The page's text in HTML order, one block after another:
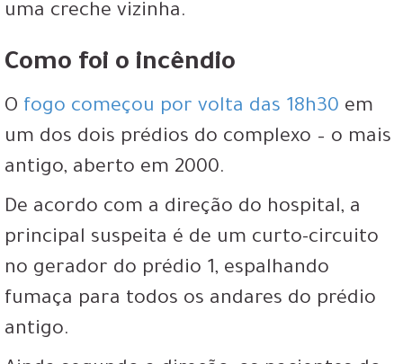
uma creche vizinha.
Como foi o incêndio
O fogo começou por volta das 18h30 em
um dos dois prédios do complexo – o mais
antigo, aberto em 2000.
De acordo com a direção do hospital, a
principal suspeita é de um curto-circuito
no gerador do prédio 1, espalhando
fumaça para todos os andares do prédio
antigo.